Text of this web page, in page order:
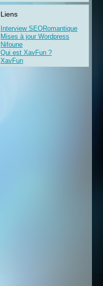
Liens
Interview SEORomantique
Mises à jour Wordpress
Nifoune
Qui est XavFun ?
XavFun